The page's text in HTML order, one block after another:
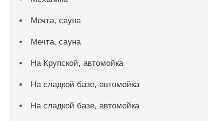
Мечта, сауна
Мечта, сауна
На Крупской, автомойка
На сладкой базе, автомойка
На сладкой базе, автомойка